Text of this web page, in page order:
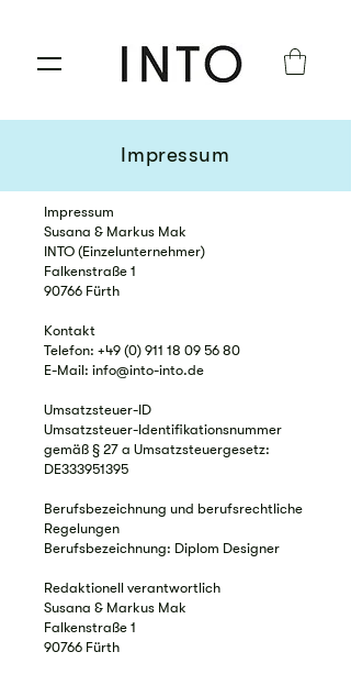
Impressum
Impressum
Susana & Markus Mak
INTO (Einzelunternehmer)
Falkenstraße 1
90766 Fürth
Kontakt
Telefon: +49 (0) 911 18 09 56 80
E-Mail: info@into-into.de
Umsatzsteuer-ID
Umsatzsteuer-Identifikationsnummer
gemäß § 27 a Umsatzsteuergesetz:
DE333951395
Berufsbezeichnung und berufsrechtliche
Regelungen
Berufsbezeichnung: Diplom Designer
Redaktionell verantwortlich
Susana & Markus Mak
Falkenstraße 1
90766 Fürth